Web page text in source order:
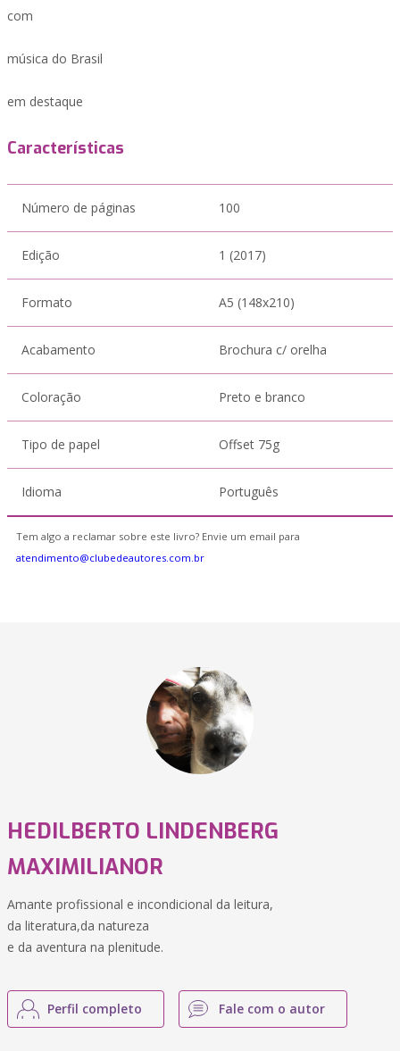
com
música do Brasil
em destaque
Características
Número de páginas 100
Edição 1 (2017)
Formato A5 (148x210)
Acabamento Brochura c/ orelha
Coloração Preto e branco
Tipo de papel Offset 75g
Idioma Português
Tem algo a reclamar sobre este livro? Envie um email para
atendimento@clubedeautores.com.br
HEDILBERTO LINDENBERG
MAXIMILIANOR
Amante profissional e incondicional da leitura,
da literatura,da natureza
e da aventura na plenitude.
Perfil completo Fale com o autor